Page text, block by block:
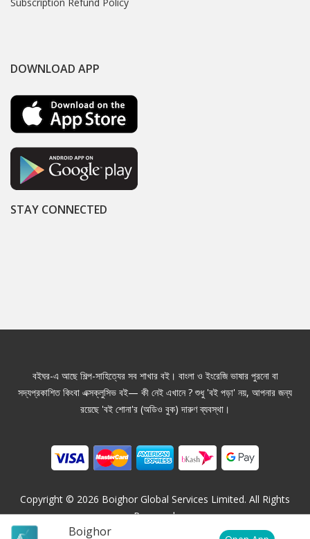
Boighor
Subscription Refund Policy
DOWNLOAD APP
STAY CONNECTED
বইঘর-এ আছে শিল্প-সাহিত্যের সব শাখার বই। বাংলা ও ইংরেজি ভাষার পুরনো বা
সদ্যপ্রকাশিত কিংবা এক্সক্লুসিভ বই— কী নেই এখানে ? শুধু 'বই পড়া' নয়, আপনার জন্য
রয়েছে 'বই শোনা'র (অডিও বুক) দারুণ ব্যবস্থা।
Copyright © 2026 Boighor Global Services Limited. All Rights
Reserved.